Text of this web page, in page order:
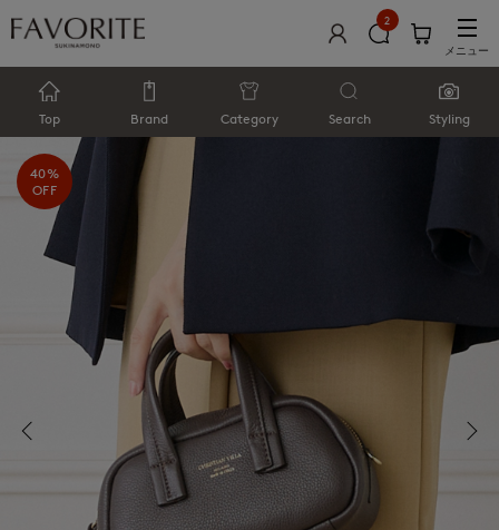
2
メニュー
Top Brand Category Search Styling
40%
OFF